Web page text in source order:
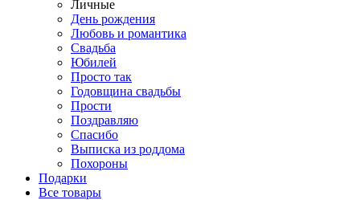
Личные
День рождения
Любовь и романтика
Свадьба
Юбилей
Просто так
Годовщина свадьбы
Прости
Поздравляю
Спасибо
Выписка из роддома
Похороны
Подарки
Все товары